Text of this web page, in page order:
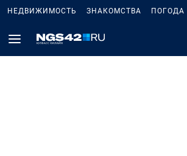
НЕДВИЖИМОСТЬ ЗНАКОМСТВА ПОГОДА